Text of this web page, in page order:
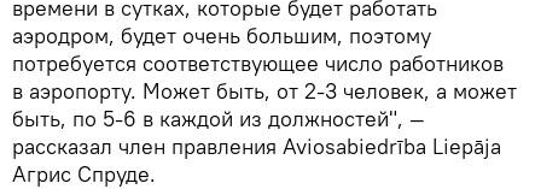
времени в сутках, которые будет работать
аэродром, будет очень большим, поэтому
потребуется соответствующее число работников
в аэропорту. Может быть, от 2-3 человек, а может
быть, по 5-6 в каждой из должностей", —
рассказал член правления Aviosabiedrība Liepāja
Агрис Спруде.